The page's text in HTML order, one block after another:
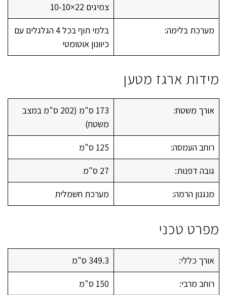
צמיגים 22×10-10
מערכת בלימה:
בלמי תוף בכל 4 הגלגלים עם
כיוונון אוטומטי
מידות ארגז מטען
אורך משטח:
173 ס"מ (202 ס"מ במצב
משטח)
רוחב העמסה:
125 ס"מ
גובה דפנות:
27 ס"מ
מנגנון הרמה:
מערכת חשמלית
מפרט טכני
אורך כללי:
349.3 ס"מ
רוחב מרבי:
150 ס"מ